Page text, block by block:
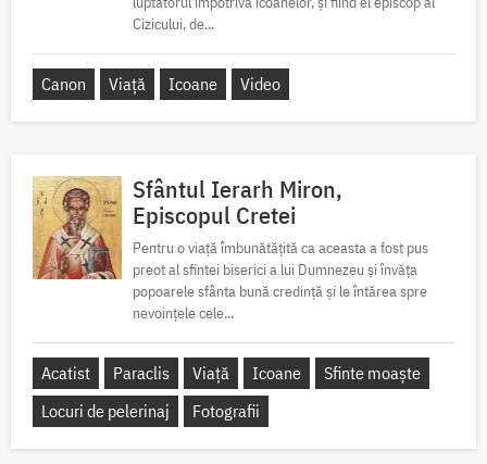
Cizicului, de...
Canon Viață Icoane Video
Sfântul Ierarh Miron,
Episcopul Cretei
Pentru o viață îmbunătățită ca aceasta a fost pus
preot al sfintei biserici a lui Dumnezeu și învăța
popoarele sfânta bună credință și le întărea spre
nevoințele cele...
Acatist Paraclis Viață Icoane
Sfinte moaște
Locuri de pelerinaj
Fotografii